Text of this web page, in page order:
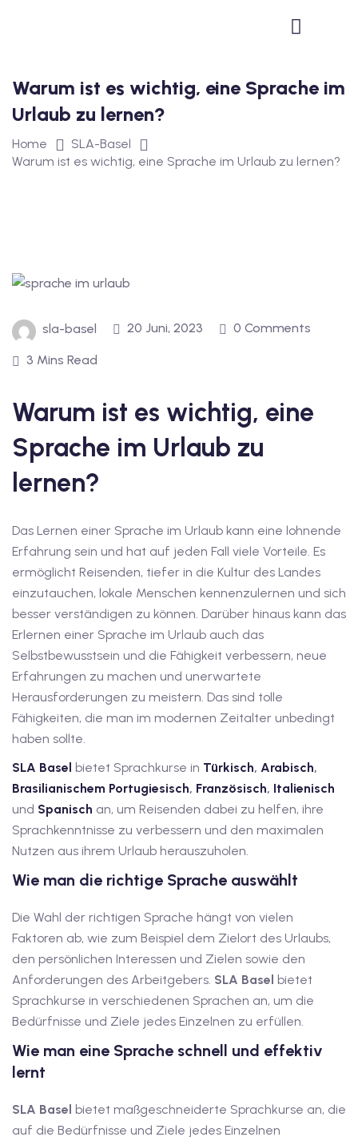
B1
Deutsch B1
B1
Deutsch B2
B2
Deutsch C1
A1
Deutschkurse mit
mit
mit Gutschein
mit
A2
Deutschkurse mit
Deutschkurse mit
Warum ist es wichtig, eine Sprache im
Urlaub zu lernen?
Home
SLA-Basel
Warum ist es wichtig, eine Sprache im Urlaub zu lernen?
sla-basel 20 Juni, 2023 0 Comments
3 Mins Read
Warum ist es wichtig, eine
Sprache im Urlaub zu
lernen?
Das Lernen einer Sprache im Urlaub kann eine lohnende
Erfahrung sein und hat auf jeden Fall viele Vorteile. Es
ermöglicht Reisenden, tiefer in die Kultur des Landes
einzutauchen, lokale Menschen kennenzulernen und sich
besser verständigen zu können. Darüber hinaus kann das
Erlernen einer Sprache im Urlaub auch das
Selbstbewusstsein und die Fähigkeit verbessern, neue
Erfahrungen zu machen und unerwartete
Herausforderungen zu meistern. Das sind tolle
Fähigkeiten, die man im modernen Zeitalter unbedingt
haben sollte.
SLA Basel bietet Sprachkurse in Türkisch, Arabisch,
Brasilianischem Portugiesisch, Französisch, Italienisch
und Spanisch an, um Reisenden dabei zu helfen, ihre
Sprachkenntnisse zu verbessern und den maximalen
Nutzen aus ihrem Urlaub herauszuholen.
Wie man die richtige Sprache auswählt
Die Wahl der richtigen Sprache hängt von vielen
Faktoren ab, wie zum Beispiel dem Zielort des Urlaubs,
den persönlichen Interessen und Zielen sowie den
Anforderungen des Arbeitgebers. SLA Basel bietet
Sprachkurse in verschiedenen Sprachen an, um die
Bedürfnisse und Ziele jedes Einzelnen zu erfüllen.
Wie man eine Sprache schnell und effektiv
lernt
SLA Basel bietet maßgeschneiderte Sprachkurse an, die
auf die Bedürfnisse und Ziele jedes Einzelnen